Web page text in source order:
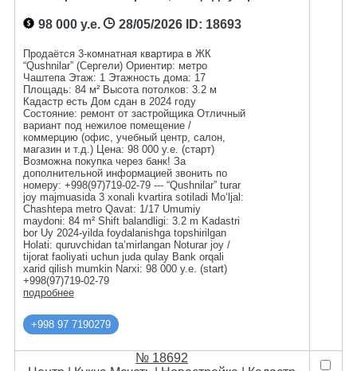
98 000 у.е. 28/05/2026ID: 18693
Продаётся 3-комнатная квартира в ЖК
“Qushnilar” (Сергели) Ориентир: метро
Чаштепа Этаж: 1 Этажность дома: 17
Площадь: 84 м² Высота потолков: 3.2 м
Кадастр есть Дом сдан в 2024 году
Состояние: ремонт от застройщика Отличный
вариант под нежилое помещение /
коммерцию (офис, учебный центр, салон,
магазин и т.д.) Цена: 98 000 у.е. (старт)
Возможна покупка через банк! За
дополнительной информацией звонить по
номеру: +998(97)719-02-79 --- “Qushnilar” turar
joy majmuasida 3 xonali kvartira sotiladi Mo‘ljal:
Chashtepa metro Qavat: 1/17 Umumiy
maydoni: 84 m² Shift balandligi: 3.2 m Kadastri
bor Uy 2024-yilda foydalanishga topshirilgan
Holati: quruvchidan ta’mirlangan Noturar joy /
tijorat faoliyati uchun juda qulay Bank orqali
xarid qilish mumkin Narxi: 98 000 y.e. (start)
+998(97)719-02-79
подробнее
+998 97 7190279
№ 18692